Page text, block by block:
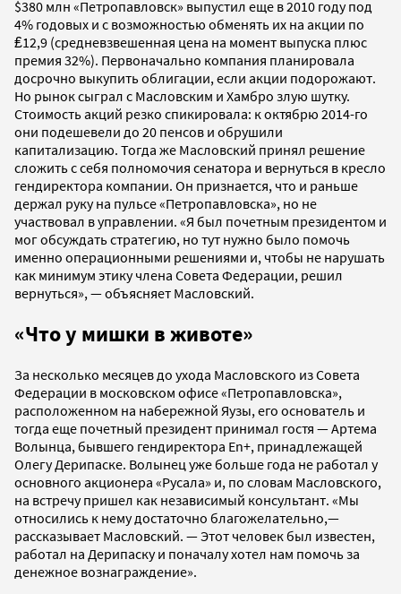
$380 млн «Петропавловск» выпустил еще в 2010 году под
4% годовых и с возможностью обменять их на акции по
₤12,9 (средневзвешенная цена на момент выпуска плюс
премия 32%). Первоначально компания планировала
досрочно выкупить облигации, если акции подорожают.
Но рынок сыграл с Масловским и Хамбро злую шутку.
Стоимость акций резко спикировала: к октябрю 2014-го
они подешевели до 20 пенсов и обрушили
капитализацию. Тогда же Масловский принял решение
сложить с себя полномочия сенатора и вернуться в кресло
гендиректора компании. Он признается, что и раньше
держал руку на пульсе «Петропавловска», но не
участвовал в управлении. «Я был почетным президентом и
мог обсуждать стратегию, но тут нужно было помочь
именно операционными решениями и, чтобы не нарушать
как минимум этику члена Совета Федерации, решил
вернуться», — объясняет Масловский.
«Что у мишки в животе»
За несколько месяцев до ухода Масловского из Совета
Федерации в московском офисе «Петропавловска»,
расположенном на набережной Яузы, его основатель и
тогда еще почетный президент принимал гостя — Артема
Волынца, бывшего гендиректора En+, принадлежащей
Олегу Дерипаске. Волынец уже больше года не работал у
основного акционера «Русала» и, по словам Масловского,
на встречу пришел как независимый консультант. «Мы
относились к нему достаточно благожелательно,—
рассказывает Масловский. — Этот человек был известен,
работал на Дерипаску и поначалу хотел нам помочь за
денежное вознаграждение».